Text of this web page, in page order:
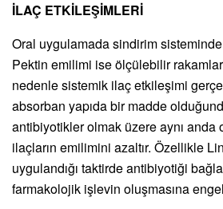
İLAÇ ETKİLEŞİMLERİ
Oral uygulamada sindirim
Pektin emilimi ise ölçülebilir
nedenle sistemik ilaç etkileşimi
absorban yapıda bir madde
antibiyotikler olmak üzere aynı
ilaçların emilimini azaltır. Özellikle
uygulandığı taktirde antibiyotiği
farmakolojik işlevin oluşmasına